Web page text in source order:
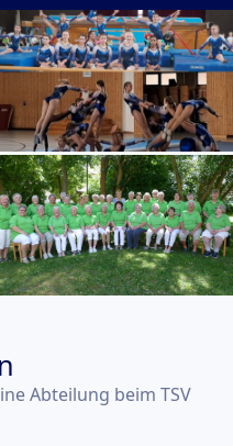
Abteilung beim TSV